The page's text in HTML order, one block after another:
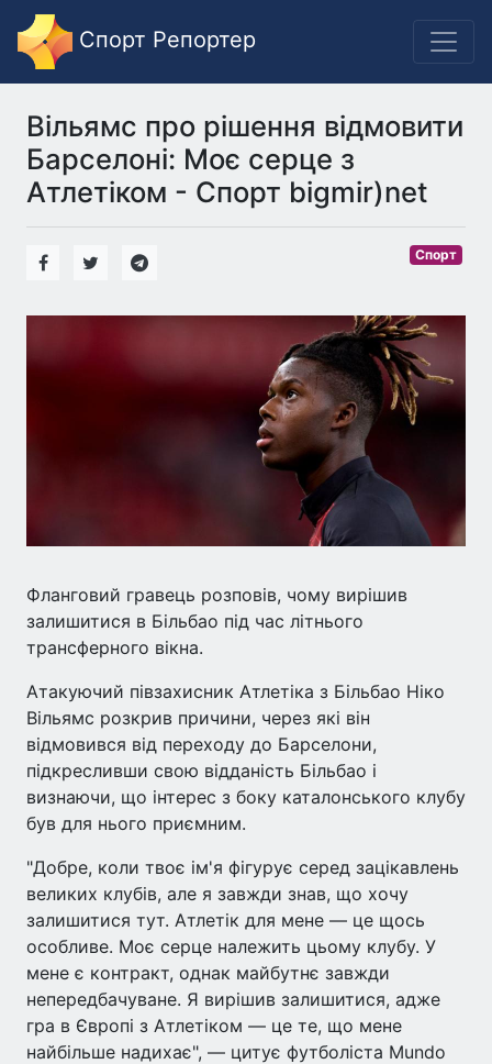
Спорт Репортер
Вільямс про рішення відмовити
Барселоні: Моє серце з
Атлетіком - Спорт bigmir)net
Спорт
Фланговий гравець розповів, чому вирішив
залишитися в Більбао під час літнього
трансферного вікна.
Атакуючий півзахисник Атлетіка з Більбао Ніко
Вільямс розкрив причини, через які він
відмовився від переходу до Барселони,
підкресливши свою відданість Більбао і
визнаючи, що інтерес з боку каталонського клубу
був для нього приємним.
"Добре, коли твоє ім'я фігурує серед зацікавлень
великих клубів, але я завжди знав, що хочу
залишитися тут. Атлетік для мене — це щось
особливе. Моє серце належить цьому клубу. У
мене є контракт, однак майбутнє завжди
непередбачуване. Я вирішив залишитися, адже
гра в Європі з Атлетіком — це те, що мене
найбільше надихає", — цитує футболіста Mundo